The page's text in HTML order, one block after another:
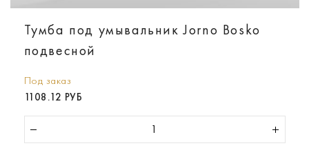
Тумба под умывальник Jorno Bosko
подвесной
Под заказ
1108.12 РУБ